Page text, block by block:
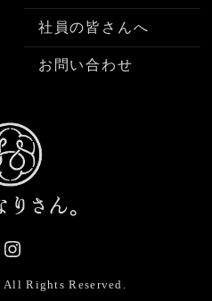
社員の皆さんへ
お問い合わせ
All Rights Reserved.